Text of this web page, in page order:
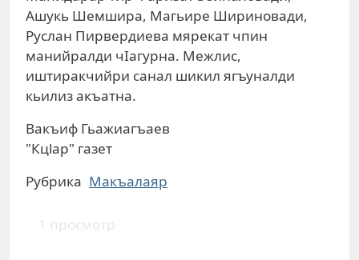
Ашукь Шемшира, Магьире Шириновади,
Руслан Пирвердиева мярекат чпин
манийралди чIагурна. Межлис,
иштиракчийри санал шикил ягъуналди
кьилиз акъатна.
Вакъиф Гьажиагъаев
"Кцlар" газет
Рубрика Макъалаяр
1 просмотр